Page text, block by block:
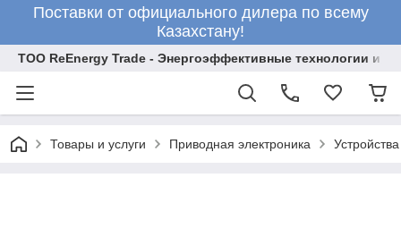
Поставки от официального дилера по всему
Казахстану!
ТОО ReEnergy Trade - Энергоэффективные технологии и
Товары и услуги Приводная электроника